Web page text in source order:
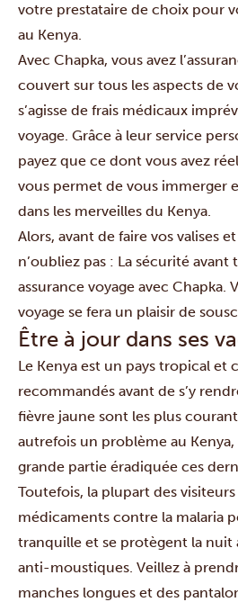
votre prestataire de choix pour
au Kenya.
Avec Chapka, vous avez
couvert sur tous les aspects de
s’agisse de frais médicaux
voyage. Grâce à leur service
payez que ce dont vous avez
vous permet de vous immerger
dans les merveilles du Kenya.
Alors, avant de faire vos valises
n’oubliez pas : La sécurité avant
assurance voyage avec Chapka.
voyage se fera un plaisir de
Être à jour dans ses
Le Kenya est un pays tropical et
recommandés avant de s’y
fièvre jaune sont les plus
autrefois un problème au Kenya,
grande partie éradiquée ces
Toutefois, la plupart des
médicaments contre la malaria
tranquille et se protègent la nuit
anti-moustiques. Veillez à
manches longues et des